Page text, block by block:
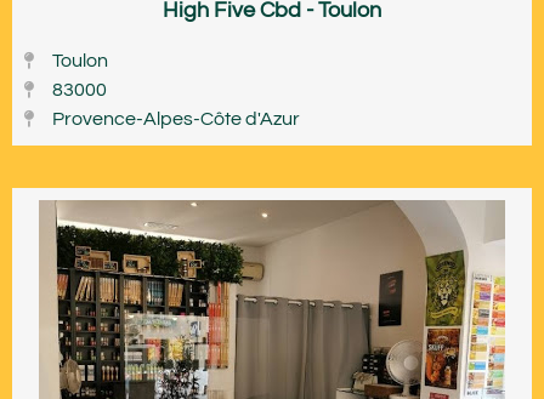
High Five Cbd - Toulon
Toulon
83000
Provence-Alpes-Côte d'Azur